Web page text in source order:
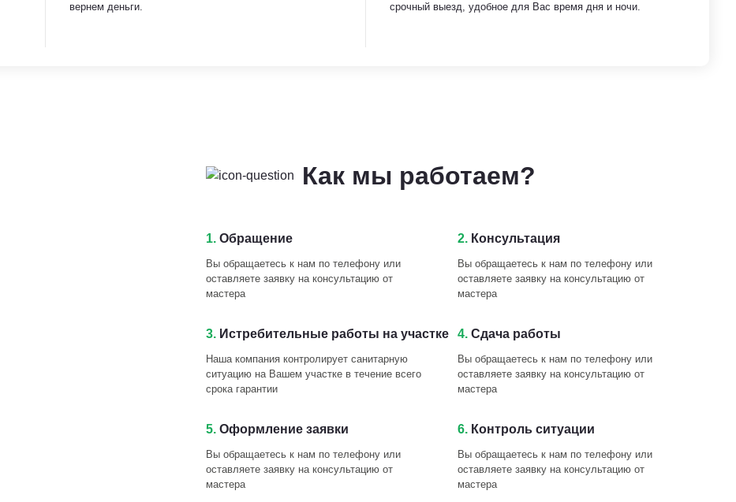
вернем деньги.
срочный выезд, удобное для Вас время дня и ночи.
Как мы работаем?
1. Обращение
Вы обращаетесь к нам по телефону или
оставляете заявку на консультацию от
мастера
2. Консультация
Вы обращаетесь к нам по телефону или
оставляете заявку на консультацию от
мастера
3. Истребительные работы на участке
Наша компания контролирует санитарную
ситуацию на Вашем участке в течение всего
срока гарантии
4. Сдача работы
Вы обращаетесь к нам по телефону или
оставляете заявку на консультацию от
мастера
5. Оформление заявки
Вы обращаетесь к нам по телефону или
оставляете заявку на консультацию от
мастера
6. Контроль ситуации
Вы обращаетесь к нам по телефону или
оставляете заявку на консультацию от
мастера